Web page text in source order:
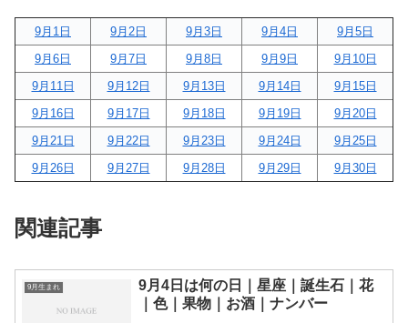
9月1日 9月2日 9月3日 9月4日
9月5日
9月6日
9月7日 9月8日 9月9日
9月10日
9月11日
9月12日 9月13日 9月14日
9月15日
9月16日
9月17日 9月18日 9月19日
9月20日
9月21日
9月22日 9月23日 9月24日
9月25日
9月26日
9月27日 9月28日 9月29日 9月30日
関連記事
9月生まれ
9月4日は何の日｜星座｜誕生石｜花
｜色｜果物｜お酒｜ナンバー